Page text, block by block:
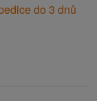
do 3 dnů